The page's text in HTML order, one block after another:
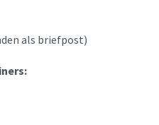
als briefpost)